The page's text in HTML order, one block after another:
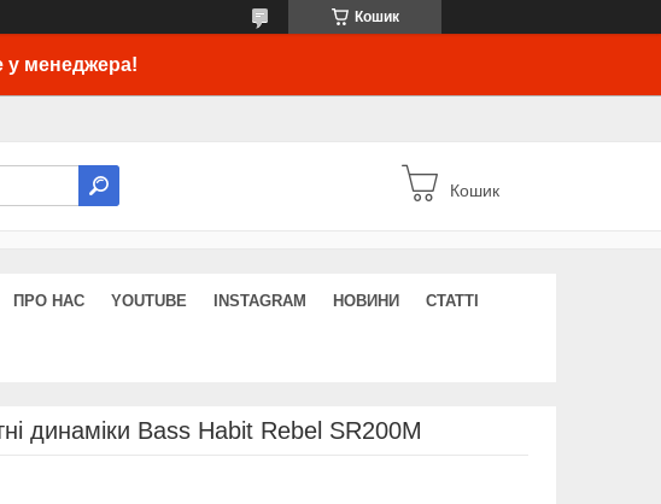
Кошик
у менеджера!
Кошик
ПРО НАС YOUTUBE INSTAGRAM НОВИНИ СТАТТІ
динаміки Bass Habit Rebel SR200M